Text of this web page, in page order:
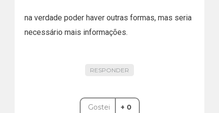
na verdade poder haver outras formas, mas seria
necessário mais informações.
RESPONDER
Gostei + 0